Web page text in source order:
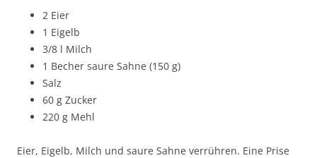
2 Eier
1 Eigelb
3/8 l Milch
1 Becher saure Sahne (150 g)
Salz
60 g Zucker
220 g Mehl
Eier, Eigelb, Milch und saure Sahne verrühren. Eine Prise